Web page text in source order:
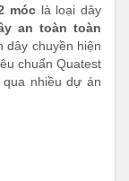
móc là loại dây
an toàn toàn
dây chuyền hiện
chuẩn Quatest
nhiều dự án